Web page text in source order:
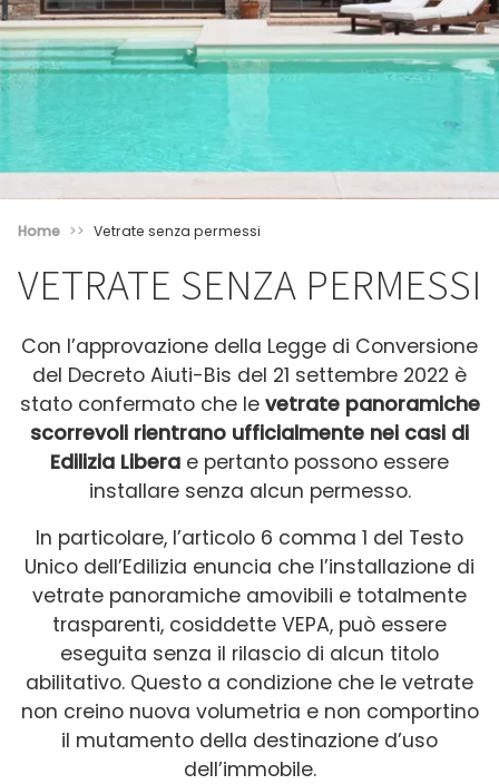
Home Vetrate senza permessi
VETRATE SENZA PERMESSI
Con l’approvazione della Legge di Conversione
del Decreto Aiuti-Bis del 21 settembre 2022 è
stato confermato che le vetrate panoramiche
scorrevoli rientrano ufficialmente nei casi di
Edilizia Libera e pertanto possono essere
installare senza alcun permesso.
In particolare, l’articolo 6 comma 1 del Testo
Unico dell’Edilizia enuncia che l’installazione di
vetrate panoramiche amovibili e totalmente
trasparenti, cosiddette VEPA, può essere
eseguita senza il rilascio di alcun titolo
abilitativo. Questo a condizione che le vetrate
non creino nuova volumetria e non comportino
il mutamento della destinazione d’uso
dell’immobile.